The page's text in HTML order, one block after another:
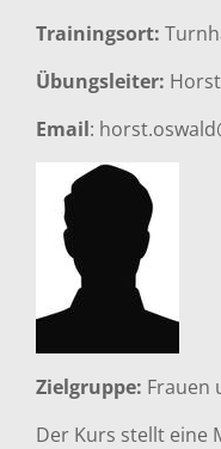
Trainingsort:
Übungsleiter:
Email:
Zielgruppe: Frauen
Der Kurs stellt eine